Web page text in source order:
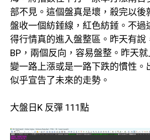
部不見。這個盤真是壞，殺完以後
盤收一個紡錘線，紅色紡錘。不過
得行情真的進入盤整區。昨天有說
BP，兩個反向，容易盤整。昨天
變一路上漲或是一路下跌的慣性。
似乎宣告了未來的走勢。
大盤日K 反彈 111點